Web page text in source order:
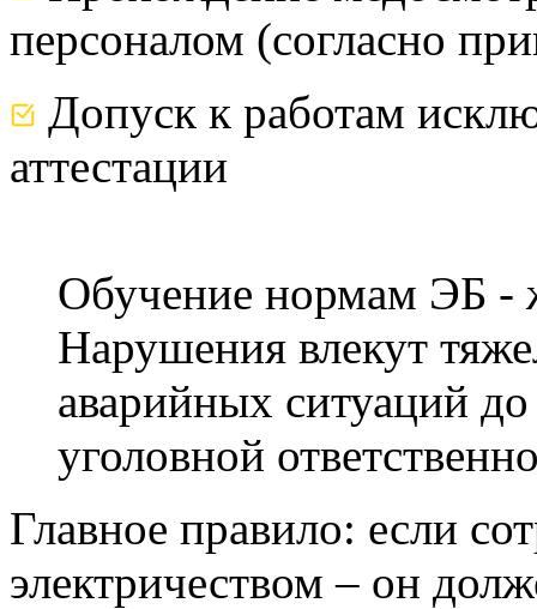
персоналом (согласно
Допуск к работам
аттестации
Обучение нормам ЭБ -
Нарушения влекут
аварийных ситуаций
уголовной
Главное правило: если
электричеством – он